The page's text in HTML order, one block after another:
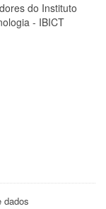
do Instituto
- IBICT
dados